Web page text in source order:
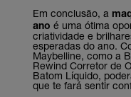
Em conclusão, a
ano é uma ótima
criatividade e
esperadas do ano.
Maybelline, como a
Rewind Corretor de
Batom Líquido,
que te fará sentir